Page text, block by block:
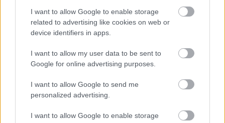
I want to allow Google to enable storage
related to advertising like cookies on web or
device identifiers in apps.
I want to allow my user data to be sent to
Google for online advertising purposes.
I want to allow Google to send me
personalized advertising.
I want to allow Google to enable storage
Ανοικτές 1.779 θέσεις εργασίας στο
Δημόσιο (χωρίς πτυχίο)
προσλήψεις απόφοιτων ΠΕ, ΤΕ, ΔΕ και
ΥΕ